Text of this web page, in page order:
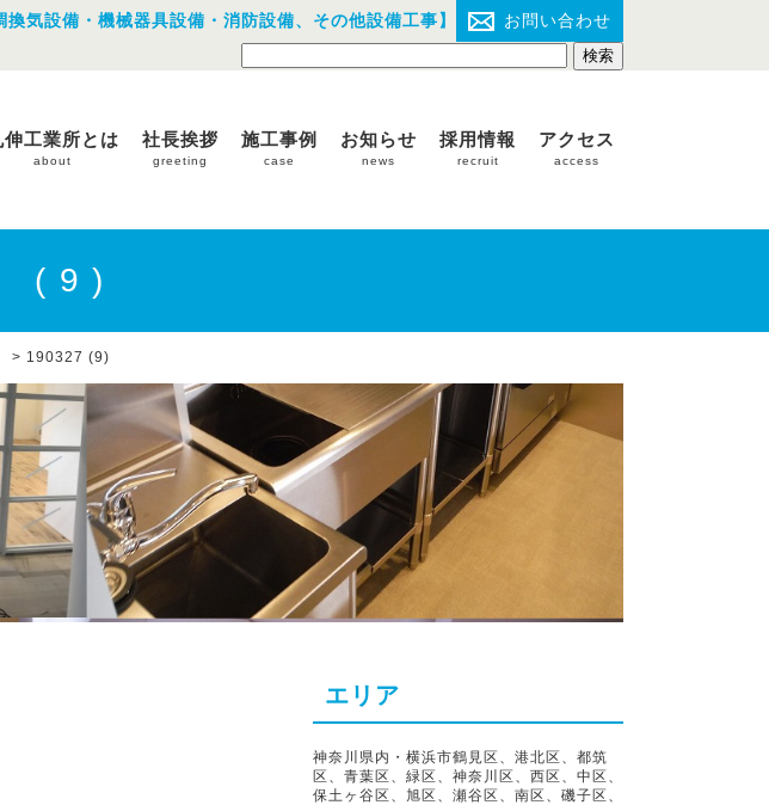
気設備・機械器具設備・消防設備、その他設備工事】 お問い合わせ
伸工業所とは
about
社長挨拶
greeting
施工事例
case
お知らせ
news
採用情報
recruit
アクセス
access
(9)
> 190327 (9)
エリア
神奈川県内・横浜市鶴見区、港北区、都筑
区、青葉区、緑区、神奈川区、西区、中区、
保土ヶ谷区、旭区、瀬谷区、南区、磯子区、